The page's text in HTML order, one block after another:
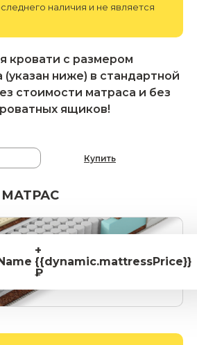
наличия и не является
кровати с размером
(указан ниже) в стандартной
стоимости матраса и без
ящиков!
Купить
+
{{dynamic.mattressPrice}}
₽